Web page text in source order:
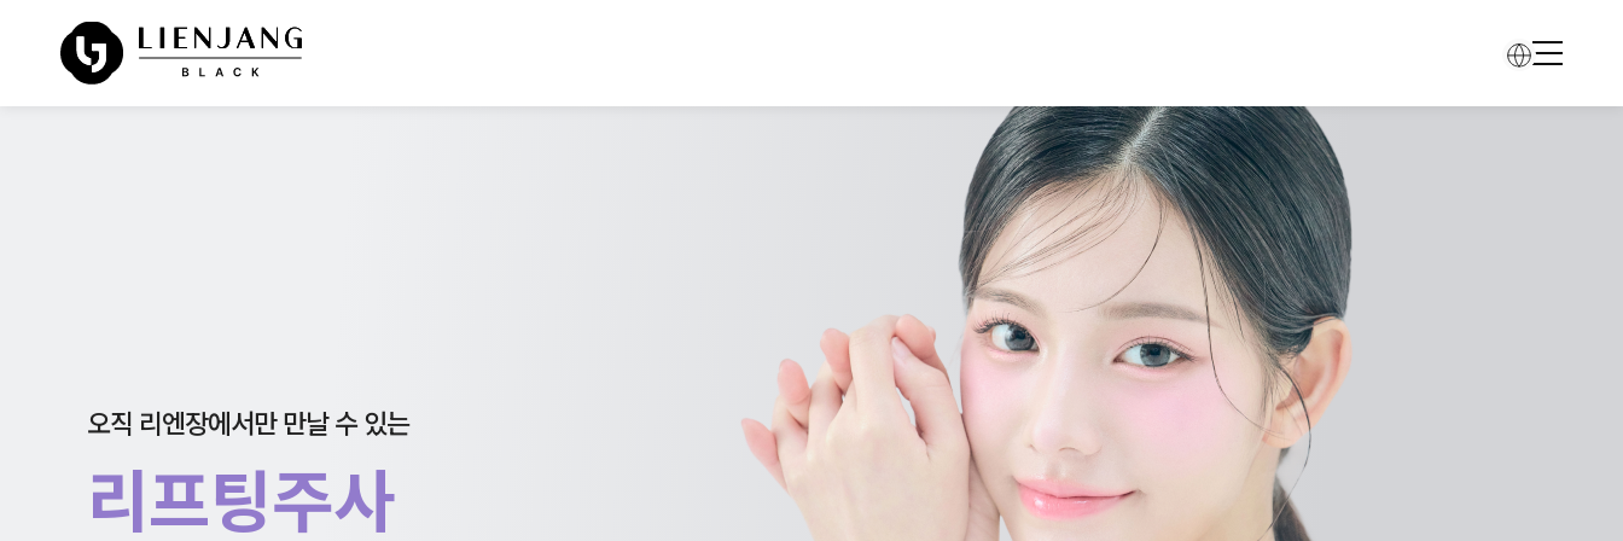
오직 리엔장에서만 만날 수 있는
리프팅주사